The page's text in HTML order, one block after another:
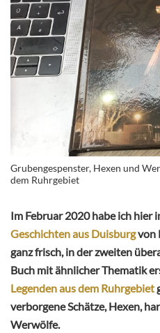
Grubengespenster, Hexen und
dem Ruhrgebiet
Im Februar 2020 habe ich hier
Geschichten aus Duisburgvon
ganz frisch, in der zweiten
Buch mit ähnlicher Thematik
Legenden aus dem Ruhrgebiet
verborgene Schätze, Hexen,
Werwölfe.